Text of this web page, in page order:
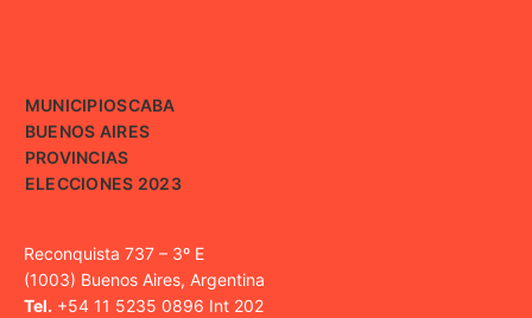
MUNICIPIOSCABA
BUENOS AIRES
PROVINCIAS
ELECCIONES 2023
Reconquista 737 – 3º E
(1003) Buenos Aires, Argentina
Tel. +54 11 5235 0896 Int 202